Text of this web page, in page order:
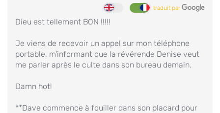
traduit par
Dieu est tellement BON !!!!!
Je viens de recevoir un appel sur mon téléphone
portable, m'informant que la révérende Denise veut
me parler après le culte dans son bureau demain.
Damn hot!
**Dave commence à fouiller dans son placard pour